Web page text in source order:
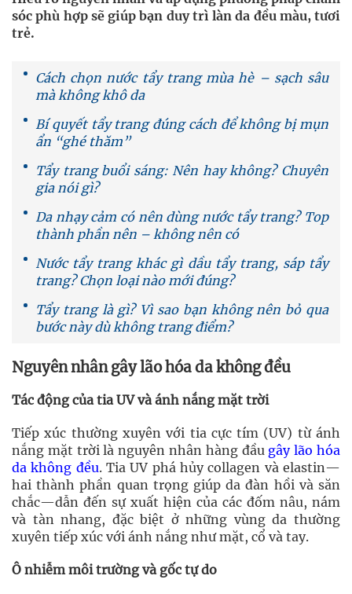
sóc phù hợp sẽ giúp bạn duy trì làn da đều màu, tươi
trẻ.
Cách chọn nước tẩy trang mùa hè – sạch sâu
mà không khô da
Bí quyết tẩy trang đúng cách để không bị mụn
ẩn “ghé thăm”
Tẩy trang buổi sáng: Nên hay không? Chuyên
gia nói gì?
Da nhạy cảm có nên dùng nước tẩy trang? Top
thành phần nên – không nên có
Nước tẩy trang khác gì dầu tẩy trang, sáp tẩy
trang? Chọn loại nào mới đúng?
Tẩy trang là gì? Vì sao bạn không nên bỏ qua
bước này dù không trang điểm?
Nguyên nhân gây lão hóa da không đều
Tác động của tia UV và ánh nắng mặt trời
Tiếp xúc thường xuyên với tia cực tím (UV) từ ánh
nắng mặt trời là nguyên nhân hàng đầu gây lão hóa
da không đều. Tia UV phá hủy collagen và elastin—
hai thành phần quan trọng giúp da đàn hồi và săn
chắc—dẫn đến sự xuất hiện của các đốm nâu, nám
và tàn nhang, đặc biệt ở những vùng da thường
xuyên tiếp xúc với ánh nắng như mặt, cổ và tay.
Ô nhiễm môi trường và gốc tự do